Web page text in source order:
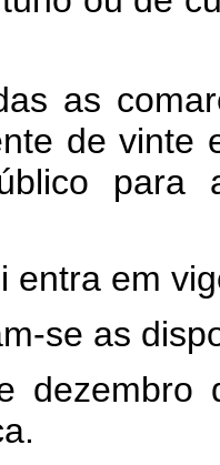
as
de vinte
para
entra em
se as
dezembro